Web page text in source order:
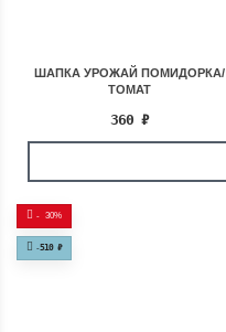
ШАПКА УРОЖАЙ ПОМИДОРКА/
ТОМАТ
360 ₽
- 30%
-510 ₽